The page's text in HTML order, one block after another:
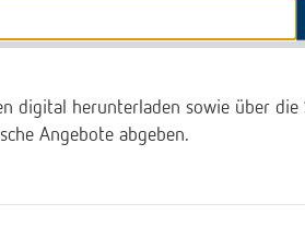
digital herunterladen sowie über die
Angebote abgeben.